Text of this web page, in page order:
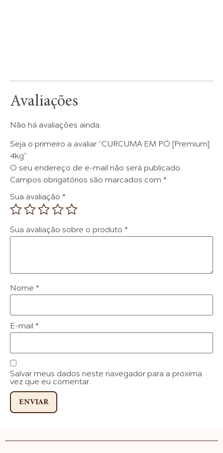
Avaliações
Não há avaliações ainda.
Seja o primeiro a avaliar “CURCUMA EM PÓ [Premium]
4kg”
O seu endereço de e-mail não será publicado.
Campos obrigatórios são marcados com *
Sua avaliação *
Sua avaliação sobre o produto *
Nome *
E-mail *
Salvar meus dados neste navegador para a próxima
vez que eu comentar.